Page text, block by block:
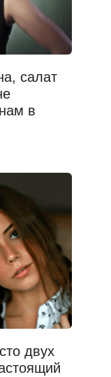
салат
в
двух